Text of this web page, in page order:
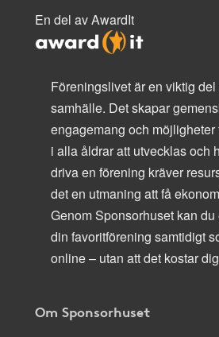
En del av AwardIt
Föreningslivet är en viktig del
samhälle. Det skapar
engagemang och möjligheter
i alla åldrar att utvecklas och
driva en förening kräver
det en utmaning att få
Genom Sponsorhuset kan du
din favoritförening samtidigt
online – utan att det kostar
Om Sponsorhuset